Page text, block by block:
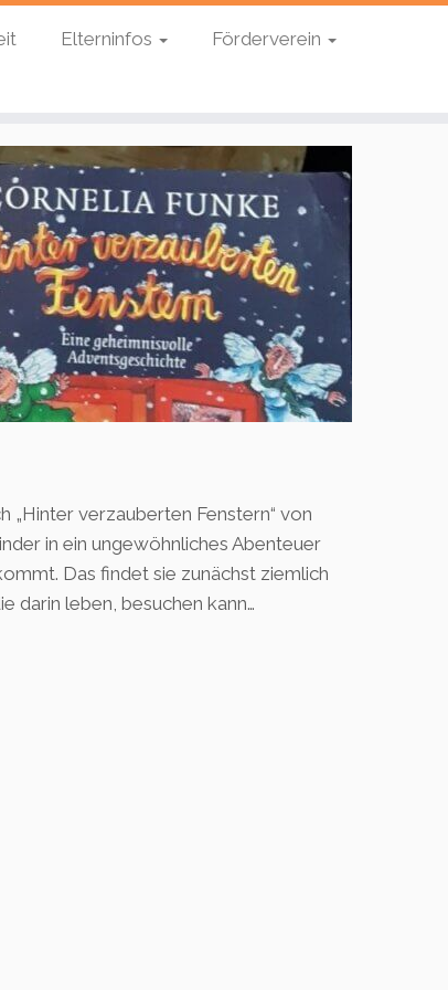
Elterninfos
Förderverein
„Hinter verzauberten Fenstern“ von
in ein ungewöhnliches Abenteuer
Das findet sie zunächst ziemlich
darin leben, besuchen kann…